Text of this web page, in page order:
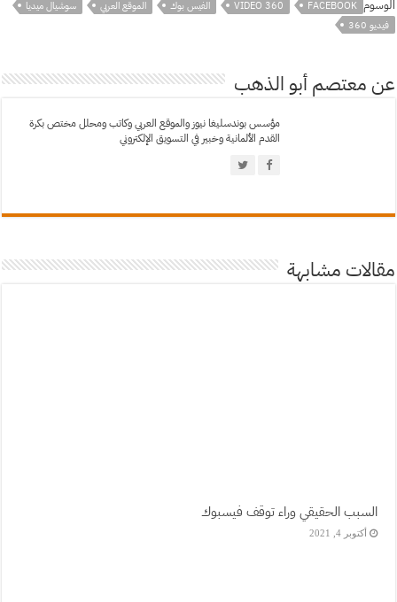
الوسوم FACEBOOK
VIDEO 360 الفيس بوك الموقع العربي
سوشيال ميديا
فيديو 360
عن معتصم أبو الذهب
مؤسس بوندسليغا نيوز والموقع العربي وكاتب ومحلل مختص بكرة
القدم الألمانية وخبير في التسويق الإلكتروني
مقالات مشابهة
السبب الحقيقي وراء توقف فيسبوك
أكتوبر 4, 2021